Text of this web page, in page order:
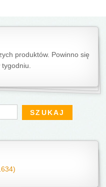
produktów. Powinno się
tygodniu.